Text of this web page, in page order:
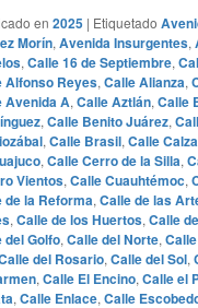
en 2025 | Etiquetado
Morín, Avenida Insurgentes,
, Calle 16 de Septiembre,
Alfonso Reyes, Calle Alianza,
Avenida A, Calle Aztlán, Calle
, Calle Benito Juárez,
, Calle Brasil, Calle
, Calle Cerro de la Silla,
Vientos, Calle Cuauhtémoc,
de la Reforma, Calle de las
, Calle de los Huertos, Calle
del Golfo, Calle del Norte,
del Rosario, Calle del Sol,
, Calle El Encino, Calle el
, Calle Enlace, Calle